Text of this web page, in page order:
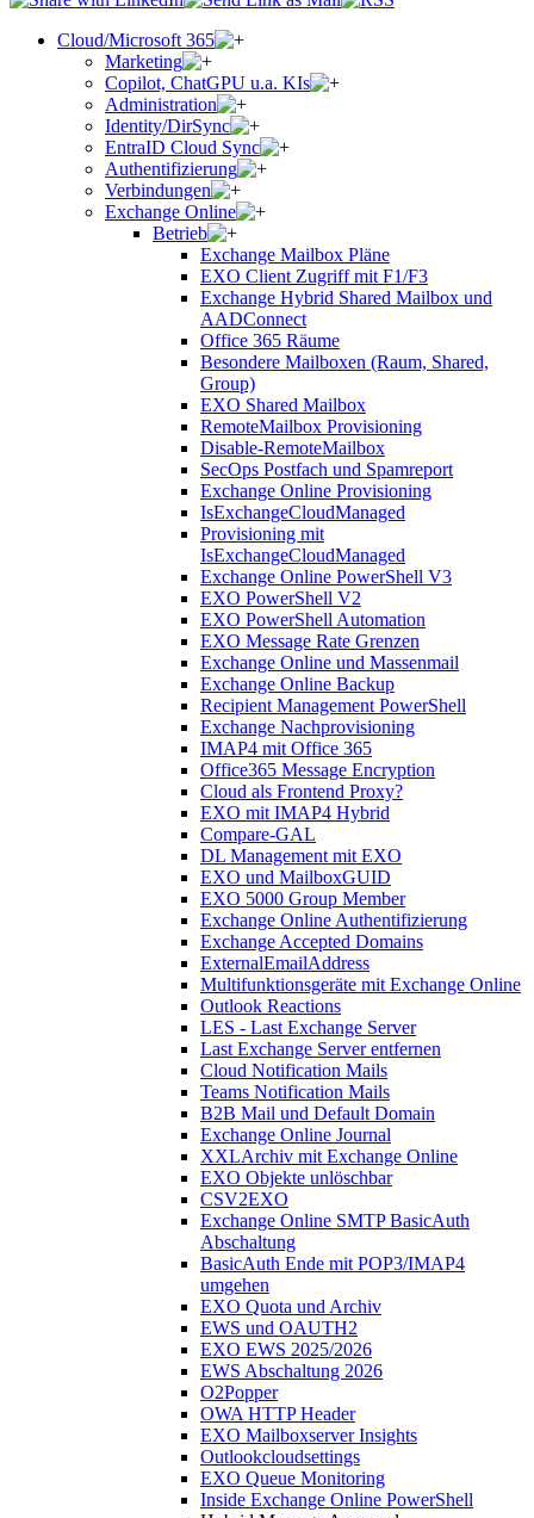
Cloud/Microsoft 365
Marketing
Copilot, ChatGPU u.a. KIs
Administration
Identity/DirSync
EntraID Cloud Sync
Authentifizierung
Verbindungen
Exchange Online
Betrieb
Exchange Mailbox Pläne
EXO Client Zugriff mit F1/F3
Exchange Hybrid Shared Mailbox und
AADConnect
Office 365 Räume
Besondere Mailboxen (Raum, Shared,
Group)
EXO Shared Mailbox
RemoteMailbox Provisioning
Disable-RemoteMailbox
SecOps Postfach und Spamreport
Exchange Online Provisioning
IsExchangeCloudManaged
Provisioning mit
IsExchangeCloudManaged
Exchange Online PowerShell V3
EXO PowerShell V2
EXO PowerShell Automation
EXO Message Rate Grenzen
Exchange Online und Massenmail
Exchange Online Backup
Recipient Management PowerShell
Exchange Nachprovisioning
IMAP4 mit Office 365
Office365 Message Encryption
Cloud als Frontend Proxy?
EXO mit IMAP4 Hybrid
Compare-GAL
DL Management mit EXO
EXO und MailboxGUID
EXO 5000 Group Member
Exchange Online Authentifizierung
Exchange Accepted Domains
ExternalEmailAddress
Multifunktionsgeräte mit Exchange Online
Outlook Reactions
LES - Last Exchange Server
Last Exchange Server entfernen
Cloud Notification Mails
Teams Notification Mails
B2B Mail und Default Domain
Exchange Online Journal
XXLArchiv mit Exchange Online
EXO Objekte unlöschbar
CSV2EXO
Exchange Online SMTP BasicAuth
Abschaltung
BasicAuth Ende mit POP3/IMAP4
umgehen
EXO Quota und Archiv
EWS und OAUTH2
EXO EWS 2025/2026
EWS Abschaltung 2026
O2Popper
OWA HTTP Header
EXO Mailboxserver Insights
Outlookcloudsettings
EXO Queue Monitoring
Inside Exchange Online PowerShell